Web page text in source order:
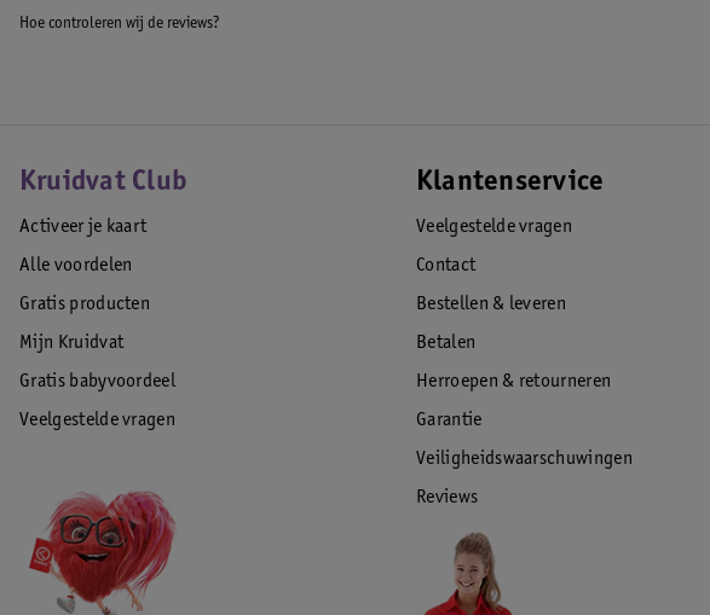
Hoe controleren wij de reviews?
Kruidvat Club
Activeer je kaart
Alle voordelen
Gratis producten
Mijn Kruidvat
Gratis babyvoordeel
Veelgestelde vragen
Klantenservice
Veelgestelde vragen
Contact
Bestellen & leveren
Betalen
Herroepen & retourneren
Garantie
Veiligheidswaarschuwingen
Reviews